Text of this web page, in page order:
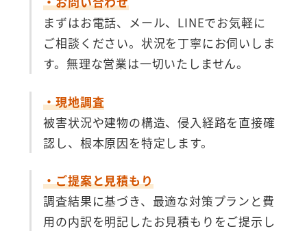
まずはお電話、メール、LINEでお気軽に
ご相談ください。状況を丁寧にお伺いしま
す。無理な営業は一切いたしません。
・現地調査
被害状況や建物の構造、侵入経路を直接確
認し、根本原因を特定します。
・ご提案と見積もり
調査結果に基づき、最適な対策プランと費
用の内訳を明記したお見積もりをご提示し